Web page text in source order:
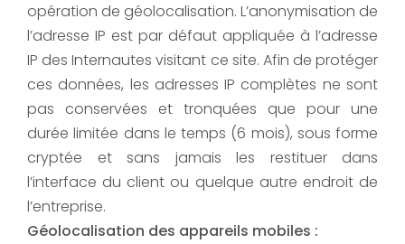
opération de géolocalisation. L’anonymisation de
l’adresse IP est par défaut appliquée à l’adresse
IP des Internautes visitant ce site. Afin de protéger
ces données, les adresses IP complètes ne sont
pas conservées et tronquées que pour une
durée limitée dans le temps (6 mois), sous forme
cryptée et sans jamais les restituer dans
l’interface du client ou quelque autre endroit de
l’entreprise.
Géolocalisation des appareils mobiles :